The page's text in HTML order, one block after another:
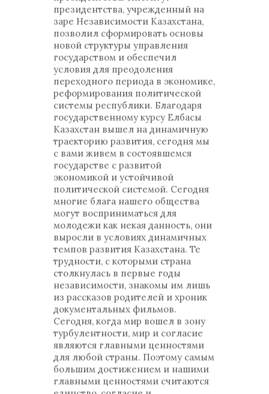
президентства, учрежденный на
заре Независимости Казахстана,
позволил сформировать основы
новой структуры управления
государством и обеспечил
условия для преодоления
переходного периода в экономике,
реформирования политической
системы республики. Благодаря
государственному курсу Елбасы
Казахстан вышел на динамичную
траекторию развития, сегодня мы
с вами живем в состоявшемся
государстве с развитой
экономикой и устойчивой
политической системой. Сегодня
многие блага нашего общества
могут восприниматься для
молодежи как некая данность, они
выросли в условиях динамичных
темпов развития Казахстана. Те
трудности, с которыми страна
столкнулась в первые годы
независимости, знакомы им лишь
из рассказов родителей и хроник
документальных фильмов.
Сегодня, когда мир вошел в зону
турбулентности, мир и согласие
являются главными ценностями
для любой страны. Поэтому самым
большим достижением и нашими
главными ценностями считаются